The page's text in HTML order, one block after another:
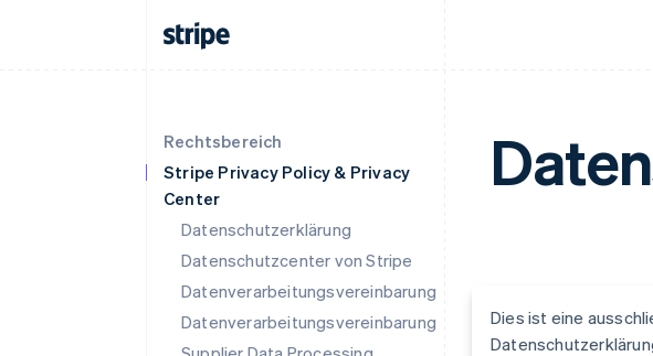
Rechtsbereich
Stripe Privacy Policy & Privacy
Center
Datenschutzerklärung
Datenschutzcenter von Stripe
Datenverarbeitungsvereinbarung
Datenverarbeitungsvereinbarung
Dies ist eine